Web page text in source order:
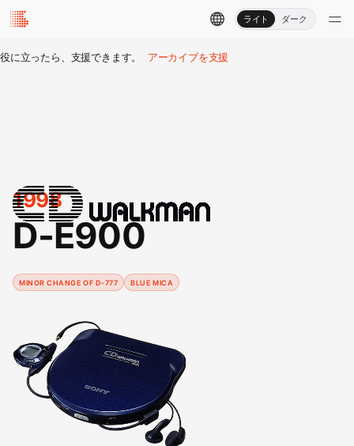
ライト ダーク
役に立ったら、支援できます。 アーカイブを支援
1998
D-E900
MINOR CHANGE OF D-777 BLUE MICA